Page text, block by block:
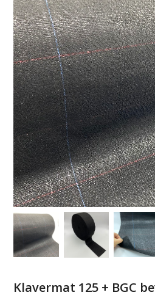
Klavermat 125 + BGC